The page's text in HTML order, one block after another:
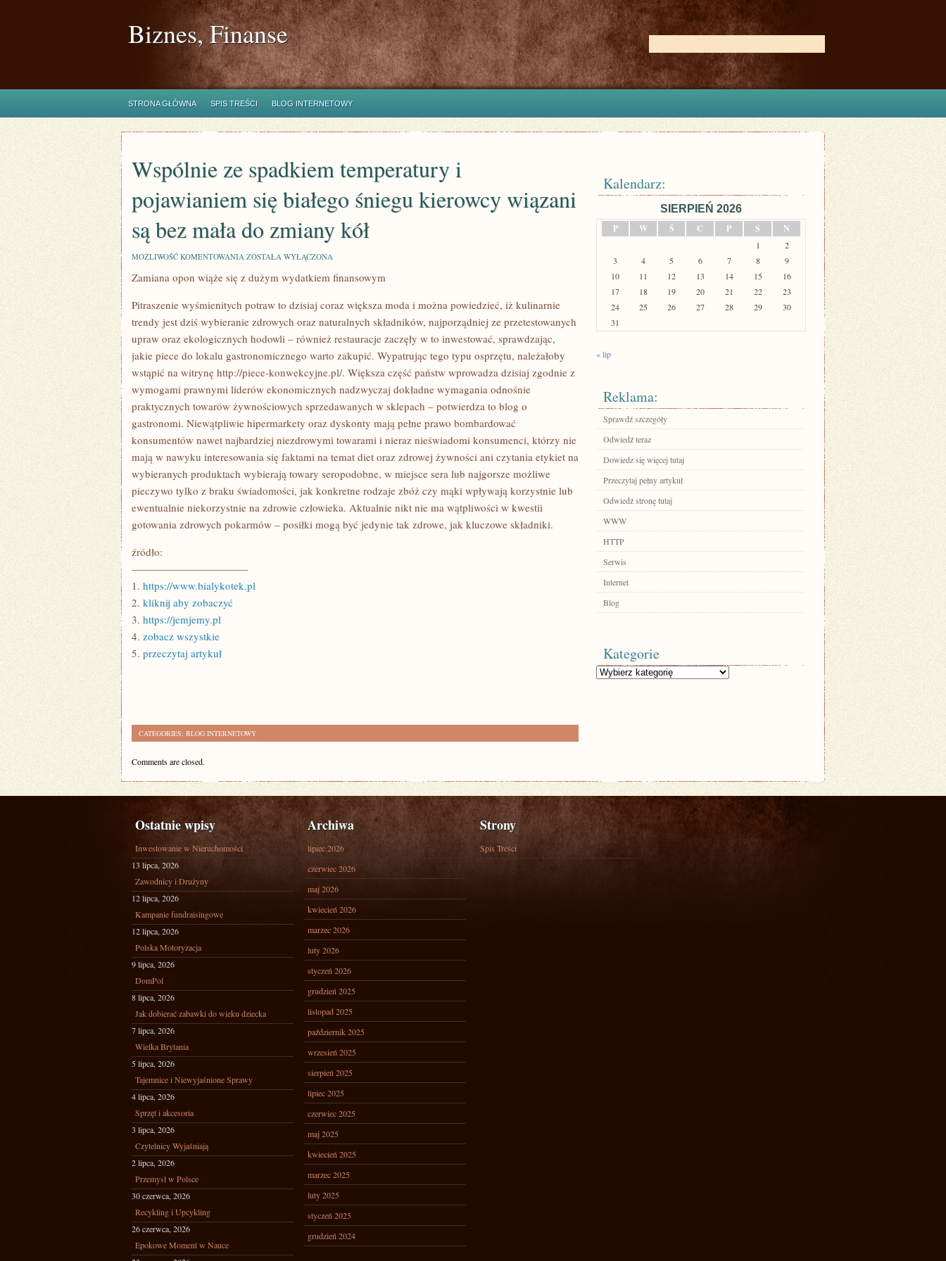
Biznes, Finanse
STRONA GŁÓWNA SPIS TREŚCI BLOG INTERNETOWY
Wspólnie ze spadkiem temperatury i
pojawianiem się białego śniegu kierowcy wiązani
są bez mała do zmiany kół
MOŻLIWOŚĆ KOMENTOWANIA WSPÓLNIE
SPADKIEM
TEMPERATURY
POJAWIANIEM
SIĘ
BIAŁEGO
ŚNIEGU
KIEROWCY
WIĄZANI
SĄ
MAŁA
DO
KÓŁ
ZOSTAŁA WYŁĄCZONA
Zamiana opon wiąże się z dużym wydatkiem finansowym
Pitraszenie wyśmienitych potraw to dzisiaj coraz większa moda i można powiedzieć, iż kulinarnie
trendy jest dziś wybieranie zdrowych oraz naturalnych składników, najporządniej ze przetestowanych
upraw oraz ekologicznych hodowli – również restauracje zaczęły w to inwestować, sprawdzając,
jakie piece do lokalu gastronomicznego warto zakupić. Wypatrując tego typu osprzętu, należałoby
wstąpić na witrynę http://piece-konwekcyjne.pl/. Większa część państw wprowadza dzisiaj zgodnie z
wymogami prawnymi liderów ekonomicznych nadzwyczaj dokładne wymagania odnośnie
praktycznych towarów żywnościowych sprzedawanych w sklepach – potwierdza to blog o
gastronomi. Niewątpliwie hipermarkety oraz dyskonty mają pełne prawo bombardować
konsumentów nawet najbardziej niezdrowymi towarami i nieraz nieświadomi konsumenci, którzy nie
mają w nawyku interesowania się faktami na temat diet oraz zdrowej żywności ani czytania etykiet na
wybieranych produktach wybierają towary seropodobne, w miejsce sera lub najgorsze możliwe
pieczywo tylko z braku świadomości, jak konkretne rodzaje zbóż czy mąki wpływają korzystnie lub
ewentualnie niekorzystnie na zdrowie człowieka. Aktualnie nikt nie ma wątpliwości w kwestii
gotowania zdrowych pokarmów – posiłki mogą być jedynie tak zdrowe, jak kluczowe składniki.
źródło:
———————————
1. https://www.bialykotek.pl
2. kliknij aby zobaczyć
3. https://jemjemy.pl
4. zobacz wszystkie
5. przeczytaj artykuł
CATEGORIES: BLOG INTERNETOWY
Comments are closed.
Kalendarz:
SIERPIEŃ 2026
P
W Ś C P S N
1
2
3
4 5 6 7 8
9
10
11 12 13 14 15
16
17
18 19 20 21 22
23
24
25 26 27 28 29
30
31
« lip
Reklama:
Sprawdź szczegóły
Odwiedź teraz
Dowiedz się więcej tutaj
Przeczytaj pełny artykuł
Odwiedź stronę tutaj
WWW
HTTP
Serwis
Internet
Blog
Kategorie
Kategorie
Ostatnie wpisy
Inwestowanie w Nieruchomości
13 lipca, 2026
Zawodnicy i Drużyny
12 lipca, 2026
Kampanie fundraisingowe
12 lipca, 2026
Polska Motoryzacja
9 lipca, 2026
DomPol
8 lipca, 2026
Jak dobierać zabawki do wieku dziecka
7 lipca, 2026
Wielka Brytania
5 lipca, 2026
Tajemnice i Niewyjaśnione Sprawy
4 lipca, 2026
Sprzęt i akcesoria
3 lipca, 2026
Czytelnicy Wyjaśniają
2 lipca, 2026
Przemysł w Polsce
30 czerwca, 2026
Recykling i Upcykling
26 czerwca, 2026
Epokowe Moment w Nauce
Archiwa
lipiec 2026
czerwiec 2026
maj 2026
kwiecień 2026
marzec 2026
luty 2026
styczeń 2026
grudzień 2025
listopad 2025
październik 2025
wrzesień 2025
sierpień 2025
lipiec 2025
czerwiec 2025
maj 2025
kwiecień 2025
marzec 2025
luty 2025
styczeń 2025
grudzień 2024
Strony
Spis Treści